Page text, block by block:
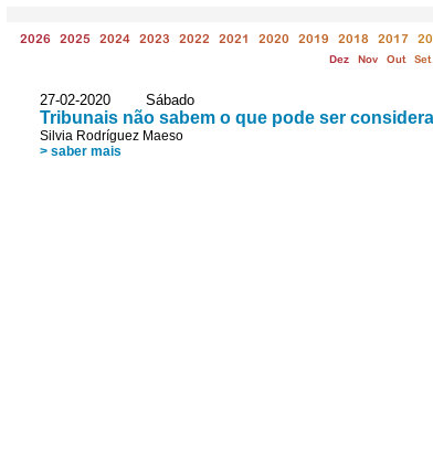
2026 2025 2024 2023 2022 2021 2020 2019 2018 2017
Dez Nov Out Set
27-02-2020 Sábado
Tribunais não sabem o que pode ser
Silvia Rodríguez Maeso
> saber mais